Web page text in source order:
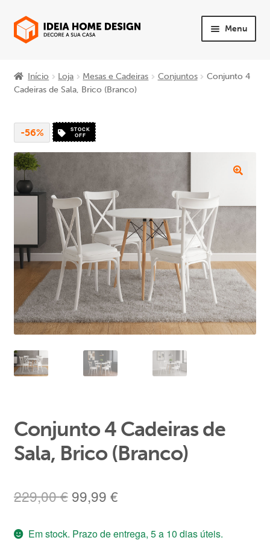
Ir
para
Saltar
para
Menu
Quarto
Sala
Sofás
Mesas e Cadeiras
Escritório
Apoio ao Cliente
Área de Cliente
Início Loja Mesas e Cadeiras Conjuntos
Conjunto 4
Cadeiras de Sala, Brico (Branco)
-56%
STOCK
OFF
Conjunto 4 Cadeiras de
Sala, Brico (Branco)
229,00€ O
original
99,99 €O
atual
Em stock. Prazo de entrega, 5 a 10 dias úteis.